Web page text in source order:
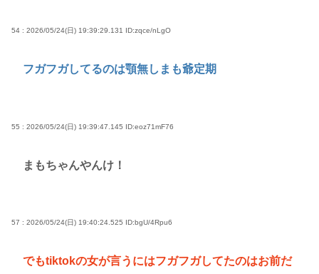
54 : 2026/05/24(日) 19:39:29.131 ID:zqce/nLgO
フガフガしてるのは顎無しまも爺定期
55 : 2026/05/24(日) 19:39:47.145 ID:eoz71mF76
まもちゃんやんけ！
57 : 2026/05/24(日) 19:40:24.525 ID:bgU/4Rpu6
でもtiktokの女が言うにはフガフガしてたのはお前だ